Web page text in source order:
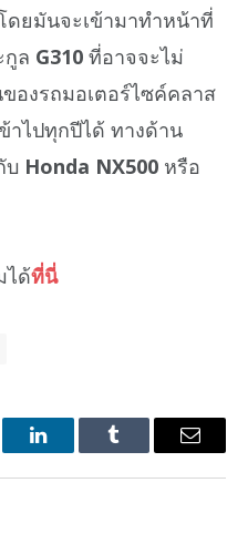
ยมันจะเข้ามาทำหน้าที่
กูล G310 ที่อาจจะไม่
องรถมอเตอร์ไซค์คลาส
าไปทุกปีได้ ทางด้าน
บ Honda NX500 หรือ
ได้ที่นี่
LinkedInTumblr Email